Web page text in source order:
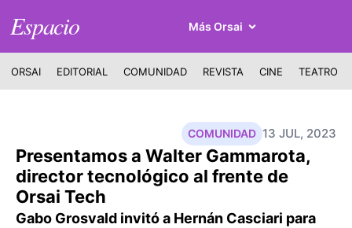
Espacio Más Orsai
ORSAI EDITORIAL COMUNIDAD REVISTA CINE TEATRO
13 JUL, 2023
COMUNIDAD
Presentamos a Walter Gammarota,
director tecnológico al frente de
Orsai Tech
Gabo Grosvald invitó a Hernán Casciari para